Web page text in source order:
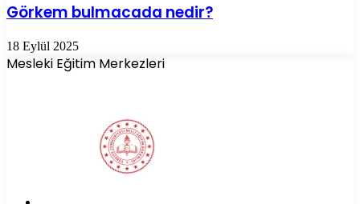
Görkem bulmacada nedir?
18 Eylül 2025
Mesleki Eğitim Merkezleri